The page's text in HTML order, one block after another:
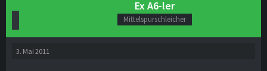
Ex A6-ler
Mittelspurschleicher
3. Mai 2011